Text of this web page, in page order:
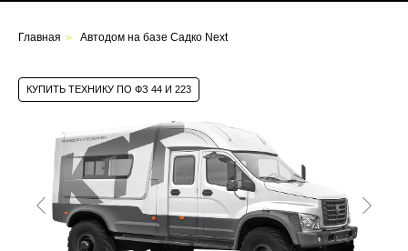
Оставьте заявку на
и мы обязательно вам перезвоним
Главная » Автодом на базе Садко Next
КУПИТЬ ТЕХНИКУ ПО ФЗ 44 И 223